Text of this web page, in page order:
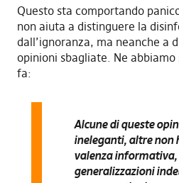
Questo sta comportando
non aiuta a distinguere la
dall’ignoranza, ma neanche a
opinioni sbagliate. Ne
fa:
Alcune di queste
ineleganti, altre non
valenza
generalizzazioni